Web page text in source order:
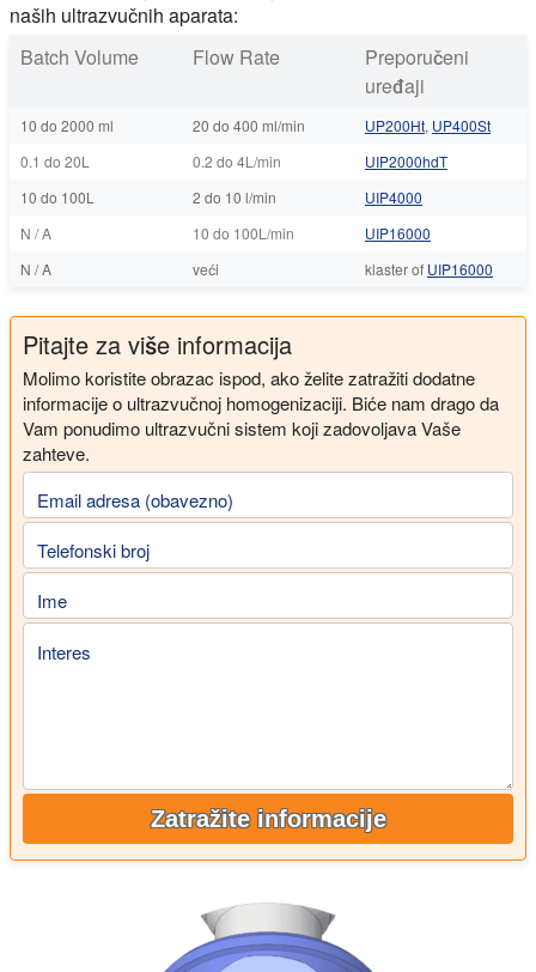
naših ultrazvučnih aparata:
Batch Volume
Flow Rate
Preporučeni
uređaji
10 do 2000 ml 20 do 400 ml/min UP200Ht, UP400St
0.1 do 20L
0.2 do 4L/min
UIP2000hdT
10 do 100L
2 do 10 l/min
UIP4000
N / A
10 do 100L/min
UIP16000
N / A
veći klaster of UIP16000
Pitajte za više informacija
Molimo koristite obrazac ispod, ako želite zatražiti dodatne
informacije o ultrazvučnoj homogenizaciji. Biće nam drago da
Vam ponudimo ultrazvučni sistem koji zadovoljava Vaše
zahteve.
Email adresa (obavezno)
Telefonski broj
Ime
Interes
Zatražite informacije